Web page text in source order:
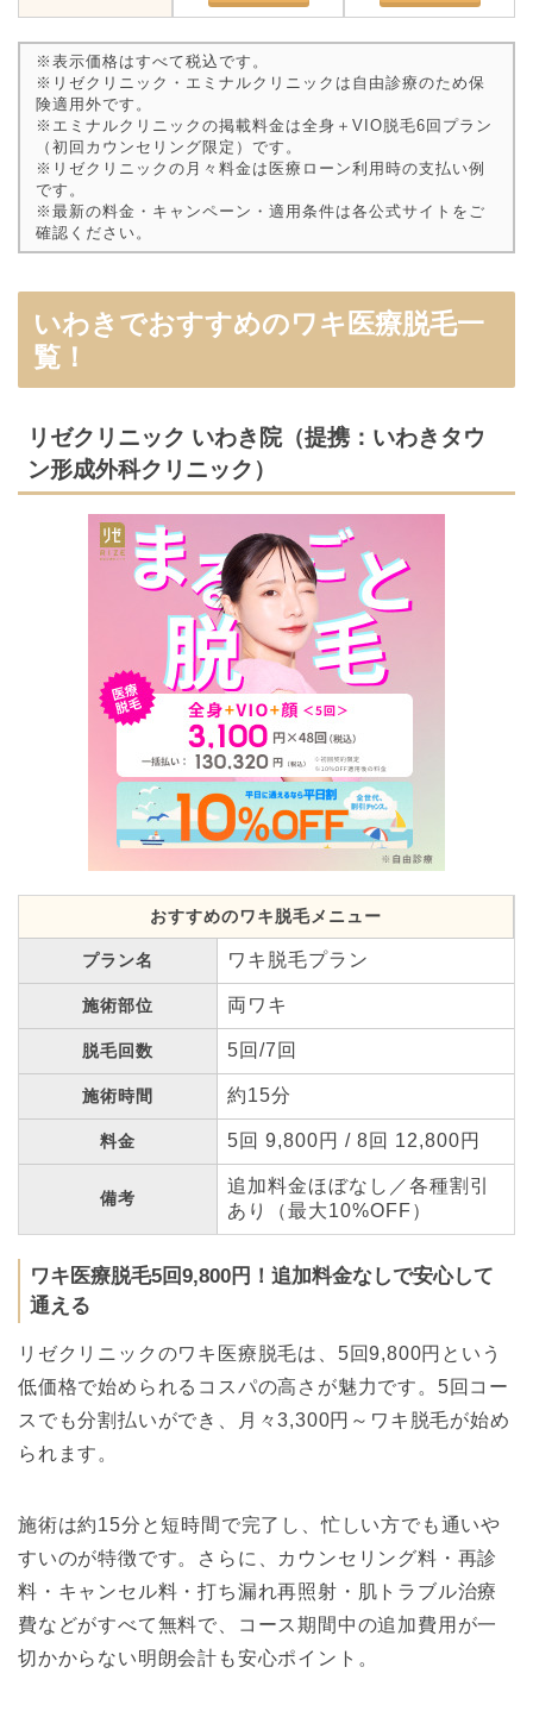
※表示価格はすべて税込です。
※リゼクリニック・エミナルクリニックは自由診療のため保
険適用外です。
※エミナルクリニックの掲載料金は全身＋VIO脱毛6回プラン
（初回カウンセリング限定）です。
※リゼクリニックの月々料金は医療ローン利用時の支払い例
です。
※最新の料金・キャンペーン・適用条件は各公式サイトをご
確認ください。
いわきでおすすめのワキ医療脱毛一
覧！
リゼクリニック いわき院（提携：いわきタウ
ン形成外科クリニック）
おすすめのワキ脱毛メニュー
プラン名 ワキ脱毛プラン
施術部位 両ワキ
脱毛回数 5回/7回
施術時間 約15分
料金 5回 9,800円 / 8回 12,800円
備考
追加料金ほぼなし／各種割引
あり（最大10%OFF）
ワキ医療脱毛5回9,800円！追加料金なしで安心して
通える
リゼクリニックのワキ医療脱毛は、5回9,800円という
低価格で始められるコスパの高さが魅力です。5回コー
スでも分割払いができ、月々3,300円～ワキ脱毛が始め
られます。
施術は約15分と短時間で完了し、忙しい方でも通いや
すいのが特徴です。さらに、カウンセリング料・再診
料・キャンセル料・打ち漏れ再照射・肌トラブル治療
費などがすべて無料で、コース期間中の追加費用が一
切かからない明朗会計も安心ポイント。